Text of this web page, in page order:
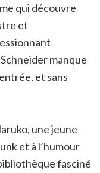
qui découvre
et
manque
et sans
une jeune
et à l’humour
fasciné